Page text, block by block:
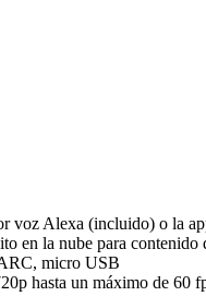
voz Alexa (incluido) o la
en la nube para
micro USB
hasta un máximo de 60